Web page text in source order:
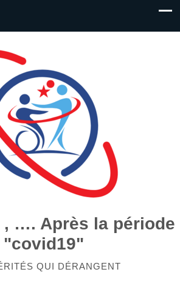
…. Après la période
"covid19"
QUI DÉRANGENT